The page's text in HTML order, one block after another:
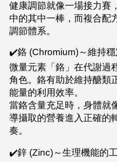
健康調節就像一場接力賽
中的其中一棒，而複合配
調節體系。
✔️鉻 (Chromium)～維持穩
微量元素「鉻」在代謝過
角色。鉻有助於維持醣類
能量的利用效率。
當鉻含量充足時，身體就
導攝取的營養進入正確的
奏。
✔️鋅 (Zinc)～生理機能的